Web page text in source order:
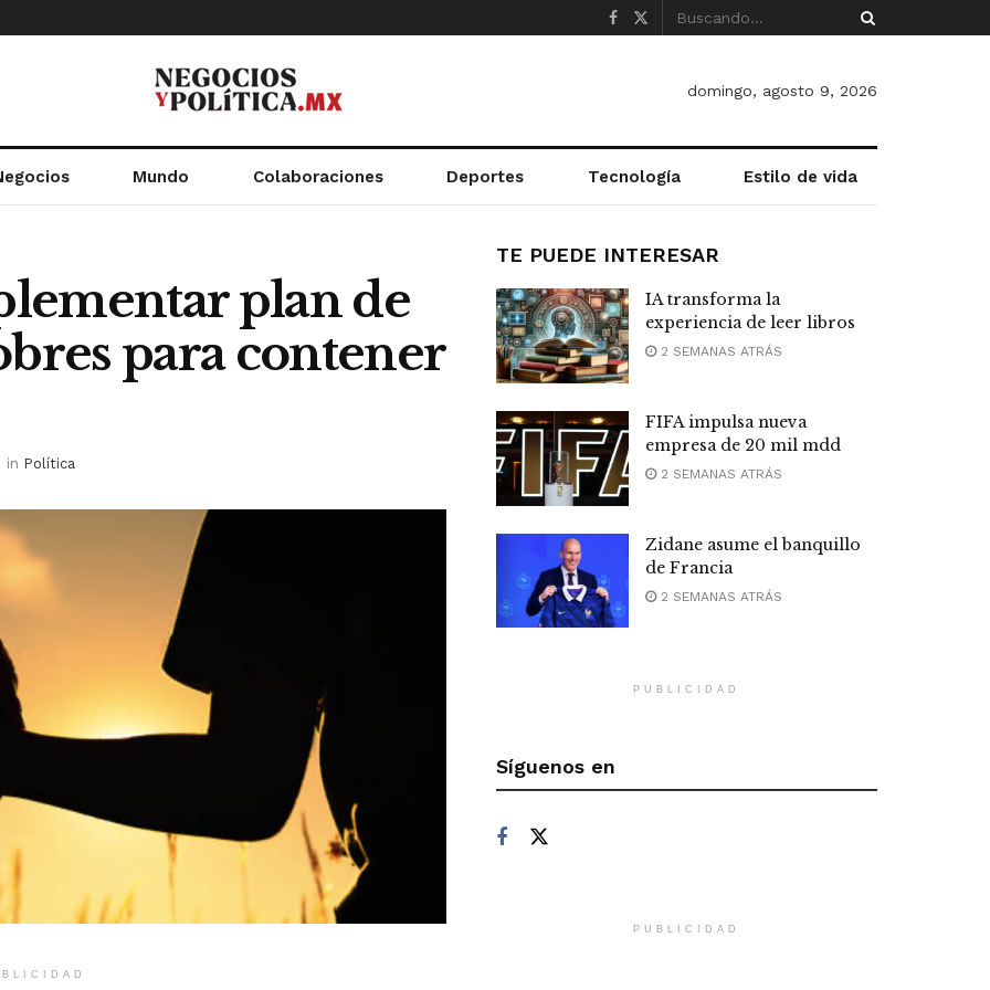
domingo, agosto 9, 2026
Mundo Colaboraciones Deportes Tecnología Estilo de vida
plan de
para contener
in Política
TE PUEDE INTERESAR
IA transforma la
experiencia de leer libros
2 SEMANAS ATRÁS
FIFA impulsa nueva
empresa de 20 mil mdd
2 SEMANAS ATRÁS
Zidane asume el banquillo
de Francia
2 SEMANAS ATRÁS
PUBLICIDAD
Síguenos en
PUBLICIDAD